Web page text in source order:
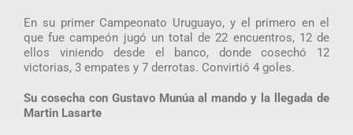
En su primer Campeonato Uruguayo, y el primero en el
que fue campeón jugó un total de 22 encuentros, 12 de
ellos viniendo desde el banco, donde cosechó 12
victorias, 3 empates y 7 derrotas. Convirtió 4 goles.
Su cosecha con Gustavo Munúa al mando y la llegada de
Martin Lasarte